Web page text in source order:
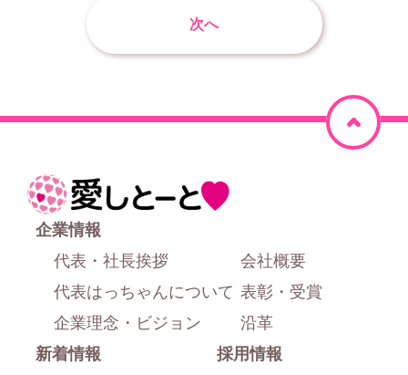
次へ
ペ
ー
ホ
ー
企業情報
代表・社長挨拶
代表はっちゃんについて
企業理念・ビジョン
会社概要
表彰・受賞
沿革
採用情報
新着情報